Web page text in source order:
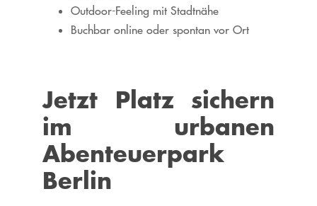
Outdoor-Feeling mit Stadtnähe
Buchbar online oder spontan vor Ort
Jetzt Platz sichern
im urbanen
Abenteuerpark
Berlin